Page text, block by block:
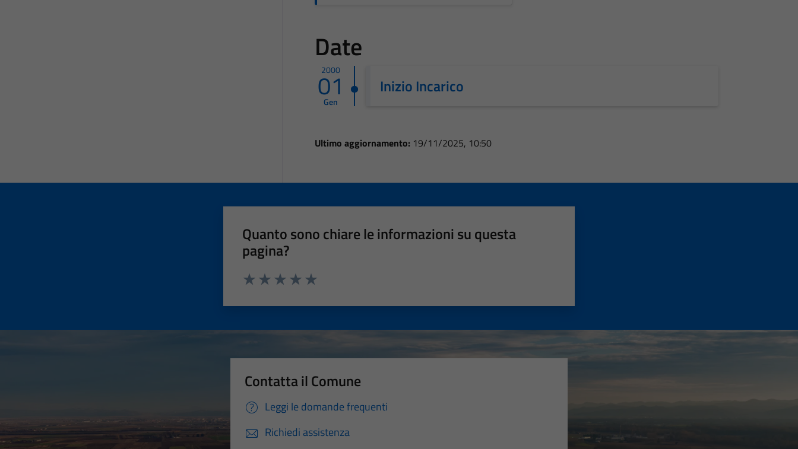
Date
2000
01
Gen
Inizio Incarico
Ultimo aggiornamento: 19/11/2025, 10:50
Quanto sono chiare le informazioni su questa
pagina?
Contatta il Comune
Leggi le domande frequenti
Richiedi assistenza